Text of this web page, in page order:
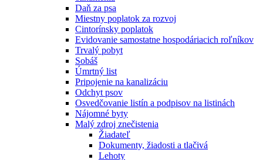
Daň za psa
Miestny poplatok za rozvoj
Cintorínsky poplatok
Evidovanie samostatne hospodáriacich roľníkov
Trvalý pobyt
Sobáš
Úmrtný list
Pripojenie na kanalizáciu
Odchyt psov
Osvedčovanie listín a podpisov na listinách
Nájomné byty
Malý zdroj znečistenia
Žiadateľ
Dokumenty, žiadosti a tlačivá
Lehoty